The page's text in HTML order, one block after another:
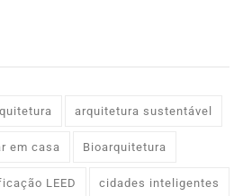
arquitetura sustentável
em casa Bioarquitetura
LEED cidades inteligentes